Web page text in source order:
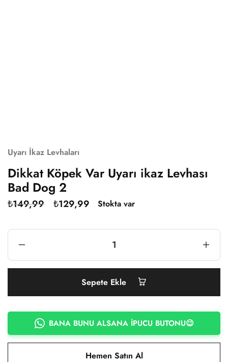
Uyarı İkaz Levhaları
Dikkat Köpek Var Uyarı ikaz Levhası
Bad Dog 2
₺149,99 ₺129,99 Stokta var
Sepete Ekle
BANA BUNU ALSANA İPUCU BUTONU😉
Hemen Satın Al